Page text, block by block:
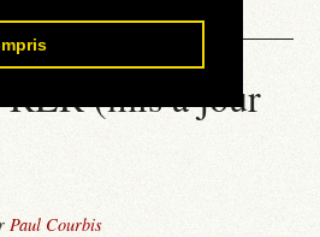
(mis à jour
Paul Courbis